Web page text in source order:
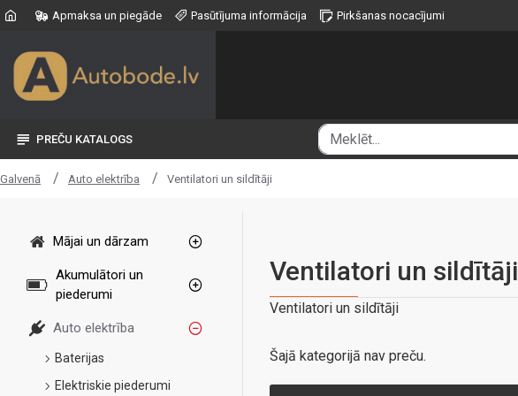
Apmaksa un piegāde Pasūtījuma informācija Pirkšanas nocacījumi
PREČU KATALOGS
Galvenā Auto elektrība Ventilatori un sildītāji
Mājai un dārzam
Akumulātori un
piederumi
Auto elektrība
Baterijas
Elektriskie piederumi
Ventilatori un sildītāji
Ventilatori un sildītāji
Šajā kategorijā nav preču.